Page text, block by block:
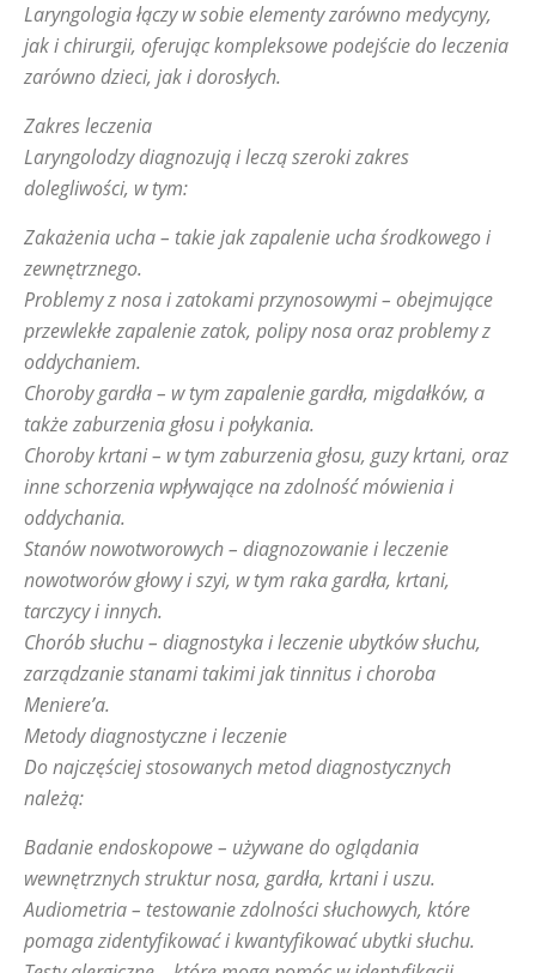
Laryngologia łączy w sobie elementy zarówno medycyny,
jak i chirurgii, oferując kompleksowe podejście do leczenia
zarówno dzieci, jak i dorosłych.
Zakres leczenia
Laryngolodzy diagnozują i leczą szeroki zakres
dolegliwości, w tym:
Zakażenia ucha – takie jak zapalenie ucha środkowego i
zewnętrznego.
Problemy z nosa i zatokami przynosowymi – obejmujące
przewlekłe zapalenie zatok, polipy nosa oraz problemy z
oddychaniem.
Choroby gardła – w tym zapalenie gardła, migdałków, a
także zaburzenia głosu i połykania.
Choroby krtani – w tym zaburzenia głosu, guzy krtani, oraz
inne schorzenia wpływające na zdolność mówienia i
oddychania.
Stanów nowotworowych – diagnozowanie i leczenie
nowotworów głowy i szyi, w tym raka gardła, krtani,
tarczycy i innych.
Chorób słuchu – diagnostyka i leczenie ubytków słuchu,
zarządzanie stanami takimi jak tinnitus i choroba
Meniere’a.
Metody diagnostyczne i leczenie
Do najczęściej stosowanych metod diagnostycznych
należą:
Badanie endoskopowe – używane do oglądania
wewnętrznych struktur nosa, gardła, krtani i uszu.
Audiometria – testowanie zdolności słuchowych, które
pomaga zidentyfikować i kwantyfikować ubytki słuchu.